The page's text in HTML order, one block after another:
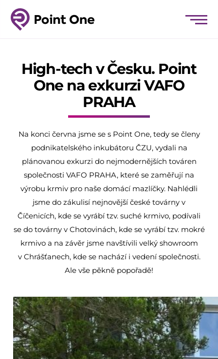
High-tech v Česku. Point
One na exkurzi VAFO
PRAHA
Na konci června jsme se s Point One, tedy se členy
podnikatelského inkubátoru ČZU, vydali na
plánovanou exkurzi do nejmodernějších továren
společnosti VAFO PRAHA, které se zaměřují na
výrobu krmiv pro naše domácí mazlíčky. Nahlédli
jsme do zákulisí nejnovější české továrny v
Číčenicích, kde se vyrábí tzv. suché krmivo, podívali
se do továrny v Chotovinách, kde se vyrábí tzv. mokré
krmivo a na závěr jsme navštívili velký showroom
v Chrášťanech, kde se nachází i vedení společnosti.
Ale vše pěkně popořadě!